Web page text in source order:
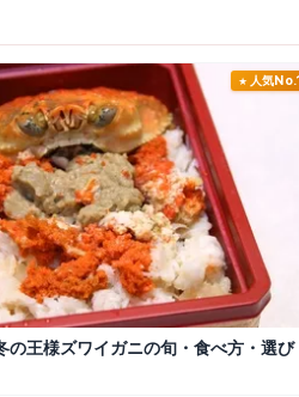
人気
の王様ズワイガニの旬・食べ方・選び